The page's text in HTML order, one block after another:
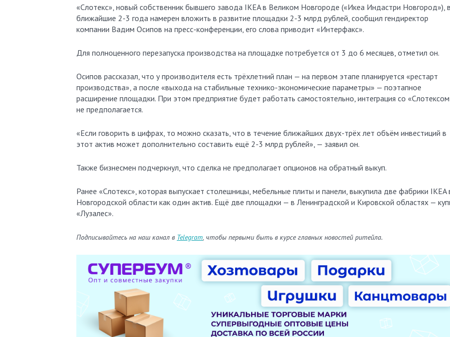
«Слотекс», новый собственник бывшего завода IKEA в Великом Новгороде («Икеа Индастри Новгород»), в
ближайшие 2-3 года намерен вложить в развитие площадки 2-3 млрд рублей, сообщил гендиректор
компании Вадим Осипов на пресс-конференции, его слова приводит «Интерфакс».
Для полноценного перезапуска производства на площадке потребуется от 3 до 6 месяцев, отметил он.
Осипов рассказал, что у производителя есть трёхлетний план — на первом этапе планируется «рестарт
производства», а после «выхода на стабильные технико-экономические параметры» — поэтапное
расширение площадки. При этом предприятие будет работать самостоятельно, интеграция со
не предполагается.
«Если говорить в цифрах, то можно сказать, что в течение ближайших двух-трёх лет объём инвестиций в
этот актив может дополнительно составить ещё 2-3 млрд рублей», — заявил он.
Также бизнесмен подчеркнул, что сделка не предполагает опционов на обратный выкуп.
Ранее «Слотекс», которая выпускает столешницы, мебельные плиты и панели, выкупила две фабрики IKEA
Новгородской области как один актив. Ещё две площадки — в Ленинградской и Кировской областях —
«Лузалес».
Подписывайтесь на наш канал в Telegram, чтобы первыми быть в курсе главных новостей ритейла.